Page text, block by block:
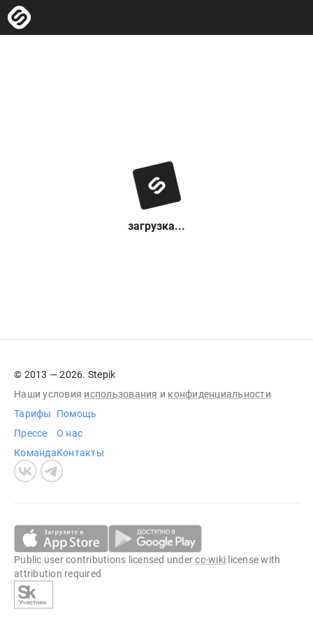
загрузка...
© 2013 — 2026. Stepik
Наши условия использования и конфиденциальности
Тарифы
Прессе
Команда
Помощь
О нас
Контакты
Public user contributions licensed undercc-wiki license with
attribution required